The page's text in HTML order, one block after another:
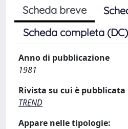
Scheda breve
Scheda completa (DC)
Anno di pubblicazione
1981
Rivista su cui è pubblicata
TREND
Appare nelle tipologie: